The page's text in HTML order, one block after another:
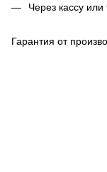
Через кассу
Гарантия от